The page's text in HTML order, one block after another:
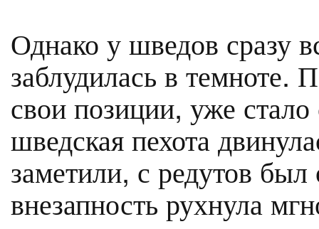
Однако у шведов сразу
заблудилась в темноте.
свои позиции, уже стало
шведская пехота
заметили, с редутов
внезапность рухнула